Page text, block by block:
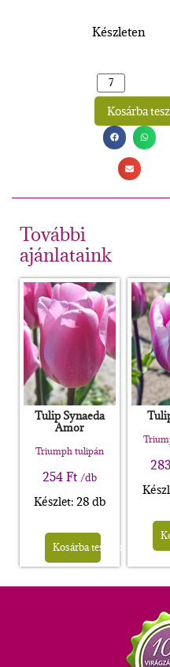
Készleten
Kosárba
Alternative:
További
ajánlataink
Tulip Synaeda
Amor
Triumph tulipán
254Ft /db
Készlet: 28 db
Kosárba teszem
283